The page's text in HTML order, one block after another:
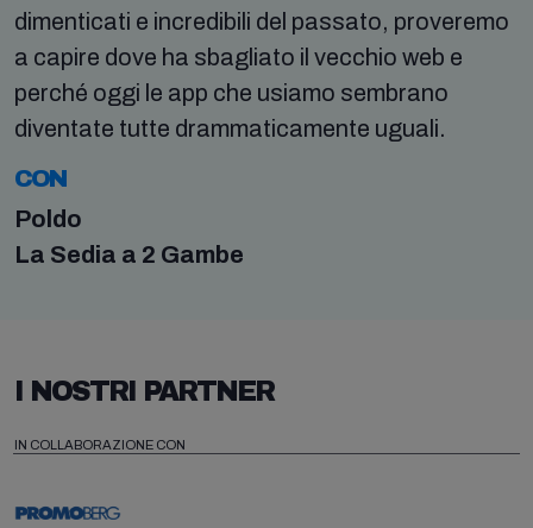
dimenticati e incredibili del passato, proveremo
a capire dove ha sbagliato il vecchio web e
perché oggi le app che usiamo sembrano
diventate tutte drammaticamente uguali.
CON
Poldo
La Sedia a 2 Gambe
I NOSTRI PARTNER
IN COLLABORAZIONE CON